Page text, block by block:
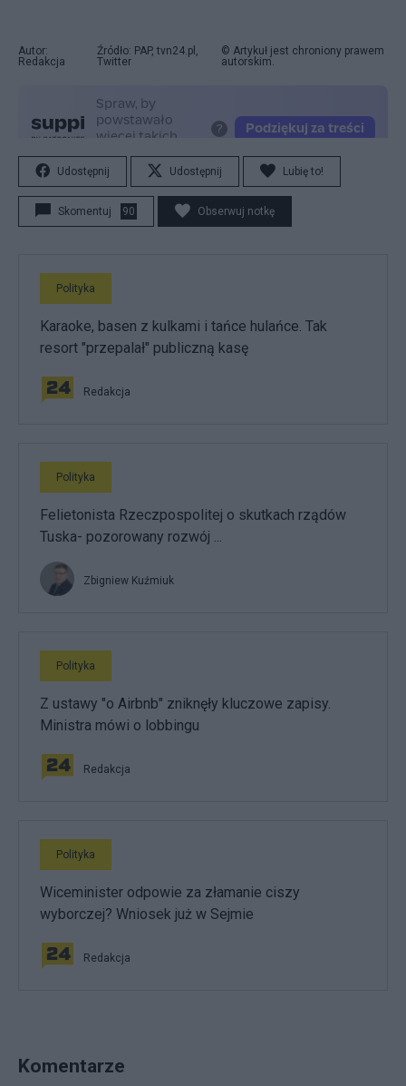
Autor:
Redakcja
Źródło: PAP, tvn24.pl,
Twitter
© Artykuł jest chroniony prawem
autorskim.
Udostępnij Udostępnij Lubię to!
Skomentuj 90 Obserwuj notkę
Polityka
Karaoke, basen z kulkami i tańce hulańce. Tak
resort "przepalał" publiczną kasę
Redakcja
Polityka
Felietonista Rzeczpospolitej o skutkach rządów
Tuska- pozorowany rozwój ...
Zbigniew Kuźmiuk
Polityka
Z ustawy "o Airbnb" zniknęły kluczowe zapisy.
Ministra mówi o lobbingu
Redakcja
Polityka
Wiceminister odpowie za złamanie ciszy
wyborczej? Wniosek już w Sejmie
Redakcja
Komentarze